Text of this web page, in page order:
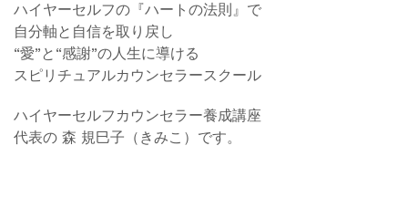
ハイヤーセルフの『ハートの法則』で
自分軸と自信を取り戻し
“愛”と“感謝”の人生に導ける
スピリチュアルカウンセラースクール
ハイヤーセルフカウンセラー養成講座
代表の 森 規巳子（きみこ）です。